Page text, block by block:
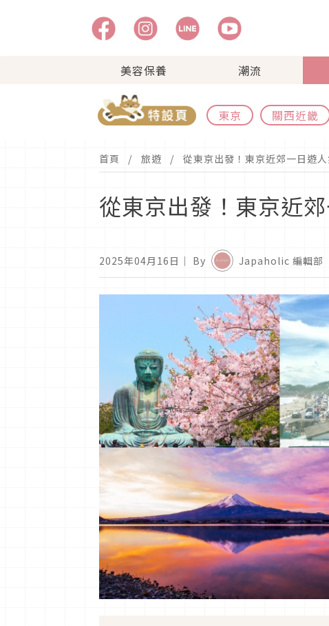
美容保養 潮流
東京 關西近畿
首頁 旅遊 從東京出發！東京近郊一日遊
從東京出發！東京近
2025年04月16日 ｜ By Japaholic 編輯部